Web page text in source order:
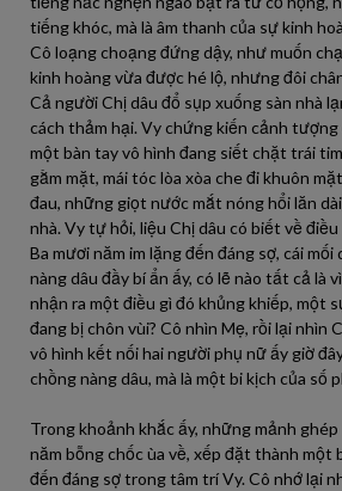
tiếng khóc, mà là âm thanh của sự kinh
Cô loạng choạng đứng dậy, như muốn
kinh hoàng vừa được hé lộ, nhưng đôi
Cả người Chị dâu đổ sụp xuống sàn nhà
cách thảm hại. Vy chứng kiến cảnh tượng
một bàn tay vô hình đang siết chặt trái
gằm mặt, mái tóc lòa xòa che đi khuôn
đau, những giọt nước mắt nóng hổi lăn
nhà. Vy tự hỏi, liệu Chị dâu có biết về
Ba mươi năm im lặng đến đáng sợ, cái mối
nàng dâu đầy bí ẩn ấy, có lẽ nào tất cả là
nhận ra một điều gì đó khủng khiếp, một
đang bị chôn vùi? Cô nhìn Mẹ, rồi lại nhìn
vô hình kết nối hai người phụ nữ ấy giờ
chồng nàng dâu, mà là một bi kịch của số
Trong khoảnh khắc ấy, những mảnh
năm bỗng chốc ùa về, xếp đặt thành một
đến đáng sợ trong tâm trí Vy. Cô nhớ lại